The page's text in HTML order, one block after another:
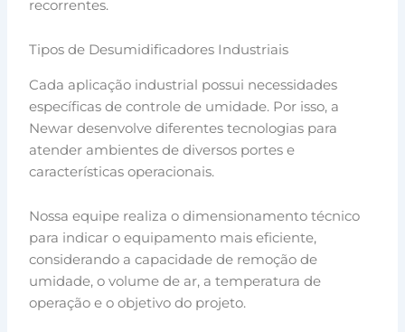
recorrentes.
Tipos de Desumidificadores Industriais
Cada aplicação industrial possui necessidades
específicas de controle de umidade. Por isso, a
Newar desenvolve diferentes tecnologias para
atender ambientes de diversos portes e
características operacionais.
Nossa equipe realiza o dimensionamento técnico
para indicar o equipamento mais eficiente,
considerando a capacidade de remoção de
umidade, o volume de ar, a temperatura de
operação e o objetivo do projeto.